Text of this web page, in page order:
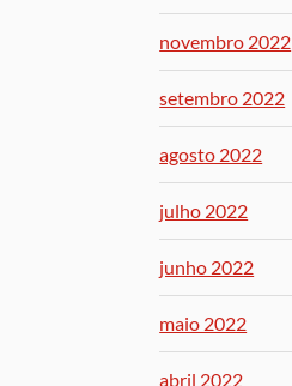
novembro 2022
setembro 2022
agosto 2022
julho 2022
junho 2022
maio 2022
abril 2022